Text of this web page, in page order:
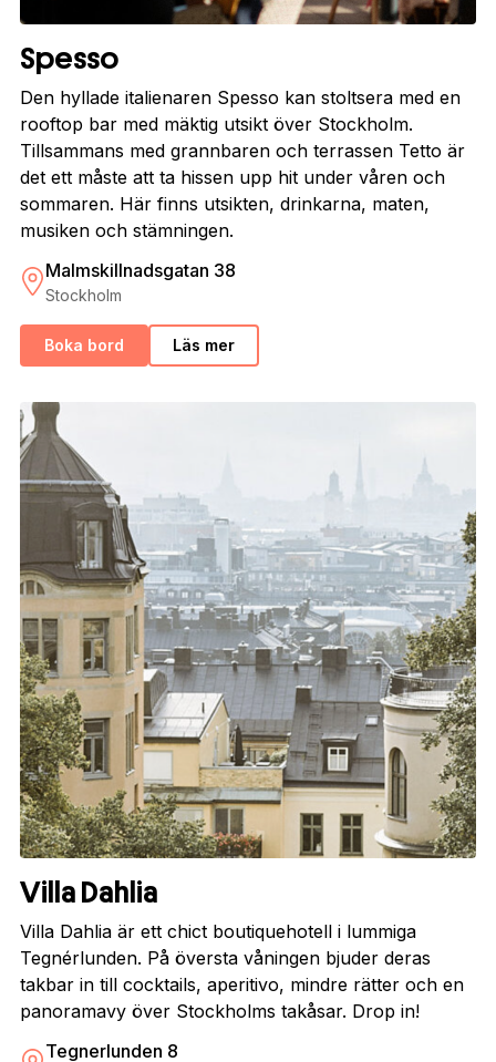
Spesso
Den hyllade italienaren Spesso kan stoltsera med en
rooftop bar med mäktig utsikt över Stockholm.
Tillsammans med grannbaren och terrassen Tetto är
det ett måste att ta hissen upp hit under våren och
sommaren. Här finns utsikten, drinkarna, maten,
musiken och stämningen.
Malmskillnadsgatan 38
Stockholm
Boka bord Läs mer
Villa Dahlia
Villa Dahlia är ett chict boutiquehotell i lummiga
Tegnérlunden. På översta våningen bjuder deras
takbar in till cocktails, aperitivo, mindre rätter och en
panoramavy över Stockholms takåsar. Drop in!
Tegnerlunden 8